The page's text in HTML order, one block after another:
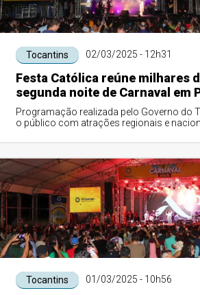
Tocantins 02/03/2025 - 12h31
Festa Católica reúne milhares
segunda noite de Carnaval em
Programação realizada pelo Governo do
o público com atrações regionais e
Tocantins 01/03/2025 - 10h56